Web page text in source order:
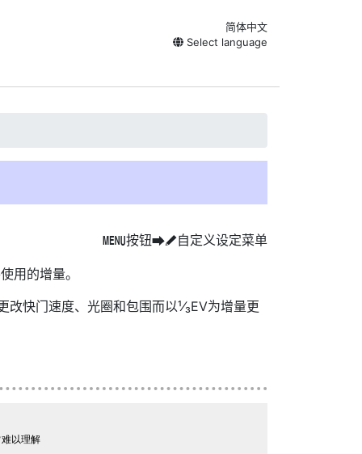
简体中文
Select language
G按钮UA自定义设定菜单
用的增量。
改快门速度、光圈和包围而以¹⁄₃EV为增量更